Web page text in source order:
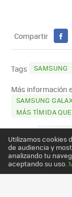
Compartir
Tags SAMSUNG
Más información
SAMSUNG
MÁS TÍMIDA
Utilizamos cookies
de audiencia y
analizando tu
aceptando su uso.